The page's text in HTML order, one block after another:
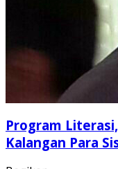
Program
Kalangan Para